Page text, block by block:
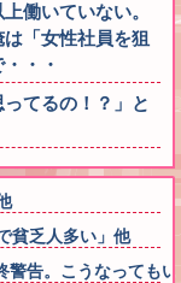
働いていない。
「女性社員を狙
・・
てるの！？」と
貧乏人多い」他
警告。こうなって